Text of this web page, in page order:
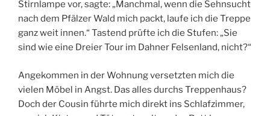
Stirnlampe vor, sagte: „Manchmal, wenn die Sehnsucht
nach dem Pfälzer Wald mich packt, laufe ich die Treppe
ganz weit innen.“ Tastend prüfte ich die Stufen: „Sie
sind wie eine Dreier Tour im Dahner Felsenland, nicht?“
Angekommen in der Wohnung versetzten mich die
vielen Möbel in Angst. Das alles durchs Treppenhaus?
Doch der Cousin führte mich direkt ins Schlafzimmer,